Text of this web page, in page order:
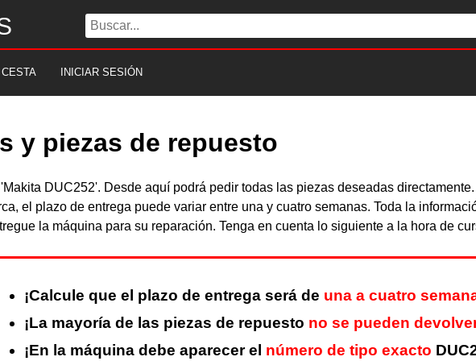
INICIAR SESIÓN
y piezas de repuesto
DUC252'. Desde aquí podrá pedir todas las piezas deseadas
el plazo de entrega puede variar entre una y cuatro semanas. Toda la
la máquina para su reparación. Tenga en cuenta lo siguiente a la hora de
¡Calcule que el plazo de entrega será de una a cuatro
¡La mayoría de las piezas de repuesto no se pueden
¡En la máquina debe aparecer el número de tipo exacto